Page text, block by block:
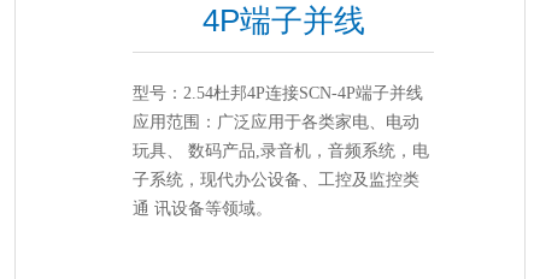
4P端子并线
型号：2.54杜邦4P连接SCN-4P端子并线
应用范围：广泛应用于各类家电、电动
玩具、 数码产品,录音机，音频系统，电
子系统，现代办公设备、工控及监控类
通 讯设备等领域。